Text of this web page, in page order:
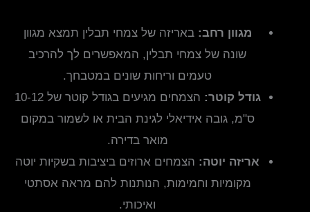
מגוון רחב: באריזה של צמחי תבלין תמצא מגוון
שונה של צמחי תבלין, המאפשרים לך להרכיב
טעמים וריחות שונים במטבחך.
גודל קוטר:
הצמחים מגיעים בגודל קוטר של 10-12
ס"מ, גובה אידיאלי לגינת הבית או לשמור במקום
מואר בדירה.
אריזה יוטה: הצמחים ארוזים ביציבות בשקיות יוטה
מקומיות וחמימות, הנותנות להם מראה אסתטי
ואיכותי.